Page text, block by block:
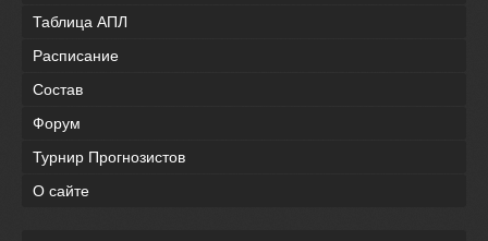
Таблица АПЛ
Расписание
Состав
Форум
Турнир Прогнозистов
О сайте